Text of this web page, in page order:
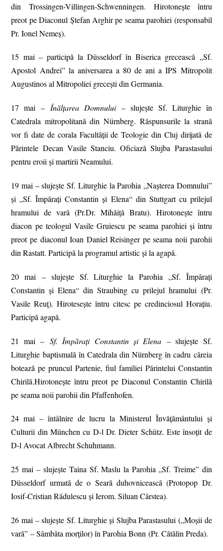
din Trossingen-Villingen-Schwenningen. Hirotonește întru
preot pe Diaconul Ștefan Arghir pe seama parohiei (responsabil
Pr. Ionel Nemeș).
15 mai – participă la Düsseldorf în Biserica grecească „Sf.
Apostol Andrei” la aniversarea a 80 de ani a IPS Mitropolit
Augustinos al Mitropoliei grecești din Germania.
17 mai – Înălțarea Domnului – slujeşte Sf. Liturghie în
Catedrala mitropolitană din Nürnberg. Răspunsurile la strană
vor fi date de corala Facultății de Teologie din Cluj dirijată de
Părintele Decan Vasile Stanciu. Oficiază Slujba Parastasului
pentru eroii și martirii Neamului.
19 mai – slujește Sf. Liturghie la Parohia „Nașterea Domnului”
și „Sf. Împărați Constantin și Elena“ din Stuttgart cu prilejul
hramului de vară (Pr.Dr. Mihăiță Bratu). Hirotonește întru
diacon pe teologul Vasile Gruiescu pe seama parohiei și întru
preot pe diaconul Ioan Daniel Reisinger pe seama noii parohii
din Rastatt. Participă la programul artistic și la agapă.
20 mai – slujește Sf. Liturghie la Parohia „Sf. Împărați
Constantin și Elena“ din Straubing cu prilejul hramului (Pr.
Vasile Reuț). Hirotesește întru citesc pe credinciosul Horațiu.
Participă agapă.
21 mai – Sf. Împărați Constantin și Elena – slujeşte Sf.
Liturghie baptismală în Catedrala din Nürnberg în cadru căreia
botează pe pruncul Partenie, fiul familiei Părintelui Constantin
Chirilă.Hirotonește întru preot pe Diaconul Constantin Chirilă
pe seama noii parohii din Pfaffenhofen.
24 mai – întâlnire de lucru la Ministerul Învățământului și
Culturii din München cu D-l Dr. Dieter Schütz. Este însoțit de
D-l Avocat Albrecht Schuhmann.
25 mai – slujește Taina Sf. Maslu la Parohia „Sf. Treime” din
Düsseldorf urmată de o Seară duhovnicească (Protopop Dr.
Iosif-Cristian Rădulescu și Ierom. Siluan Cârstea).
26 mai – slujește Sf. Liturghie și Slujba Parastasului („Moșii de
vară” – Sâmbăta morților) în Parohia Bonn (Pr. Cătălin Preda).